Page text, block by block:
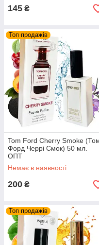
145 ₴
Топ продажів
Tom Ford Cherry Smoke
Форд Черрі Смок) 50 мл.
ОПТ
Немає в наявності
200 ₴
Топ продажів